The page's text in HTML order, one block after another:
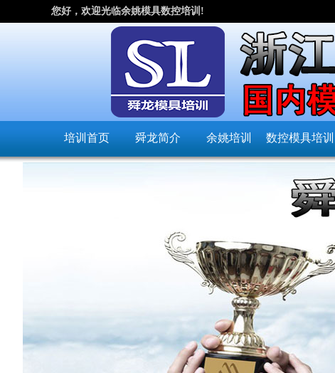
您好，欢迎光临余姚模具数控培训!
培训首页 舜龙简介 余姚培训 数控模具培训